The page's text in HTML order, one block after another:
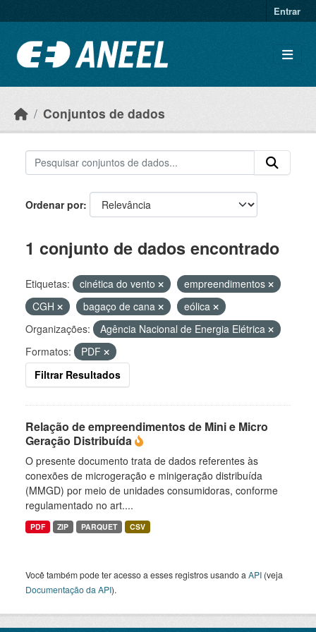
Entrar
Conjuntos de dados
Ordenar por
1 conjunto de dados encontrado
Etiquetas: cinética do vento
empreendimentos
CGH
bagaço de cana
eólica
Organizações:
Agência Nacional de Energia Elétrica
Formatos:
PDF
Filtrar Resultados
Relação de empreendimentos de Mini e Micro
Geração Distribuída
O presente documento trata de dados referentes às
conexões de microgeração e minigeração distribuída
(MMGD) por meio de unidades consumidoras, conforme
regulamentado no art....
PDF ZIP PARQUET CSV
Você também pode ter acesso a esses registros usando a API (veja
Documentação da API).